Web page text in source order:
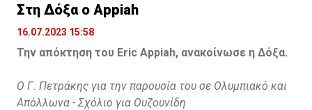
Στη Δόξα ο Appiah
16.07.2023 15:58
Την απόκτηση του Eric Appiah, ανακοίνωσε η Δόξα.
Ο Γ. Πετράκης για την παρουσία του σε Ολυμπιακό και
Απόλλωνα - Σχόλιο για Ουζουνίδη